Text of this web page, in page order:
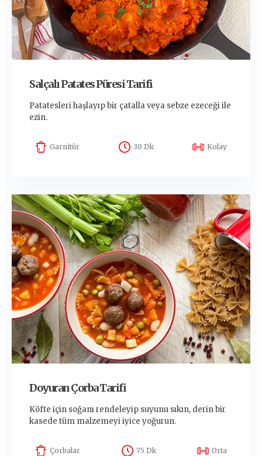
Salçalı Patates Püresi Tarifi
Patatesleri haşlayıp bir çatalla veya sebze ezeceği ile
ezin.
Garnitür 30 Dk Kolay
Doyuran Çorba Tarifi
Köfte için soğanı rendeleyip suyunu sıkın, derin bir
kasede tüm malzemeyi iyice yoğurun.
Çorbalar 75 Dk Orta